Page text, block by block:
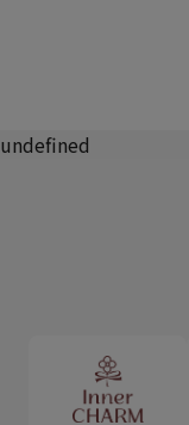
undefined